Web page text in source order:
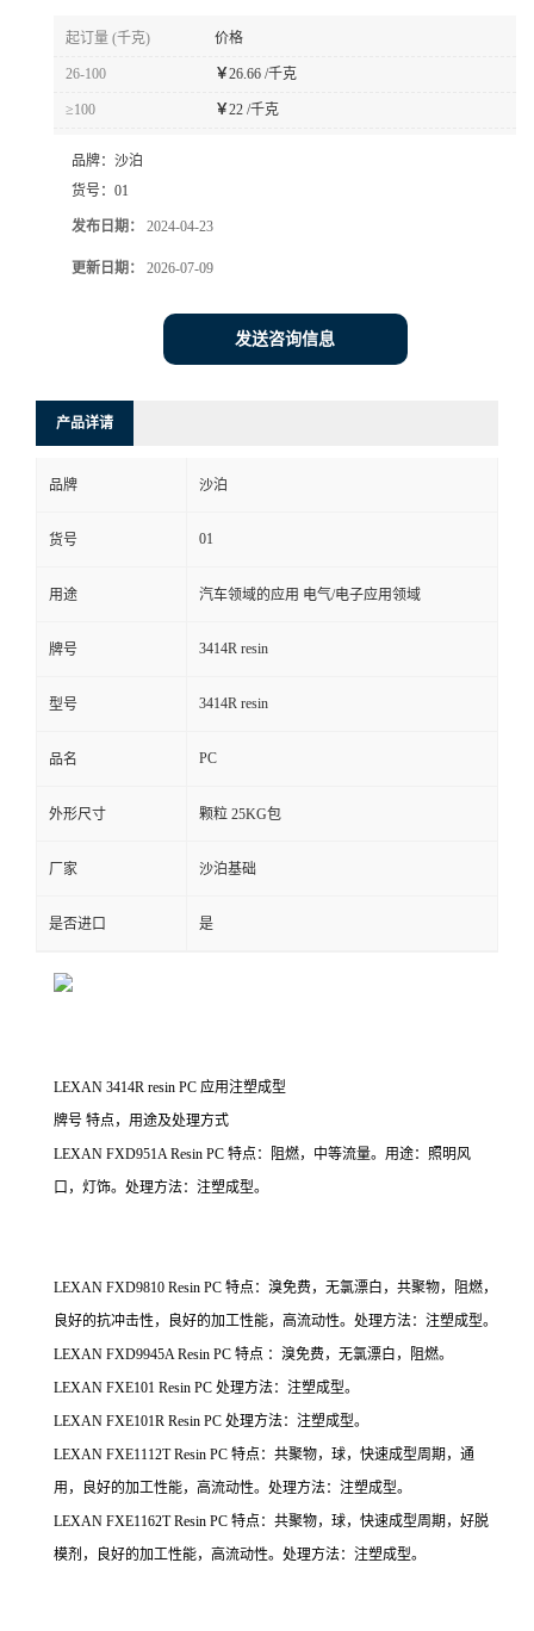
式
在
线
起订量 (千克) 价格
26-100 ￥26.66 /千克
≥100 ￥22 /千克
品牌： 沙泊
货号： 01
发布日期： 2024-04-23
更新日期： 2026-07-09
发送咨询信息
产品详请
品牌 沙泊
货号 01
用途 汽车领域的应用 电气/电子应用领域
牌号 3414R resin
型号 3414R resin
品名 PC
外形尺寸 颗粒 25KG包
厂家 沙泊基础
是否进口 是
LEXAN 3414R resin PC 应用注塑成型
牌号 特点，用途及处理方式
LEXAN FXD951A Resin PC 特点：阻燃，中等流量。用途：照明风
口，灯饰。处理方法：注塑成型。
LEXAN FXD9810 Resin PC 特点：溴免费，无氯漂白，共聚物，阻燃，
良好的抗冲击性，良好的加工性能，高流动性。处理方法：注塑成型。
LEXAN FXD9945A Resin PC 特点 ：溴免费，无氯漂白，阻燃。
LEXAN FXE101 Resin PC 处理方法：注塑成型。
LEXAN FXE101R Resin PC 处理方法：注塑成型。
LEXAN FXE1112T Resin PC 特点：共聚物，球，快速成型周期，通
用，良好的加工性能，高流动性。处理方法：注塑成型。
LEXAN FXE1162T Resin PC 特点：共聚物，球，快速成型周期，好脱
模剂，良好的加工性能，高流动性。处理方法：注塑成型。